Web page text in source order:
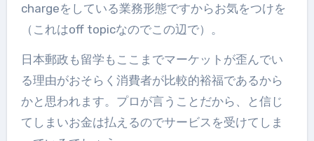
chargeをしている業務形態ですからお気をつけを
（これはoff topicなのでこの辺で）。
日本郵政も留学もここまでマーケットが歪んでい
る理由がおそらく消費者が比較的裕福であるから
かと思われます。プロが言うことだから、と信じ
てしまいお金は払えるのでサービスを受けてしま